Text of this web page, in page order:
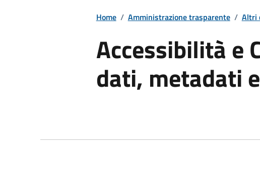
Home / Amministrazione trasparente / Altri
Accessibilità e
dati, metadati